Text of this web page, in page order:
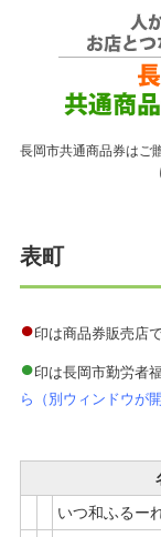
長岡市共通商品券はご
よくある質問
表町
●印は商品券販売店
●印は長岡市勤労者
ら（別ウィンドウが
いつ和ふるー